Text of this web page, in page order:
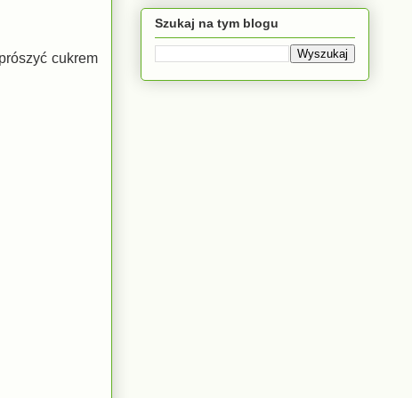
cukrem
Szukaj na tym blogu